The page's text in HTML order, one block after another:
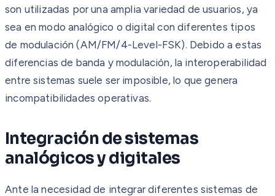
son utilizadas por una amplia variedad de usuarios, ya
sea en modo analógico o digital con diferentes tipos
de modulación (AM/FM/4-Level-FSK). Debido a estas
diferencias de banda y modulación, la interoperabilidad
entre sistemas suele ser imposible, lo que genera
incompatibilidades operativas.
Integración de sistemas
analógicos y digitales
Ante la necesidad de integrar diferentes sistemas de